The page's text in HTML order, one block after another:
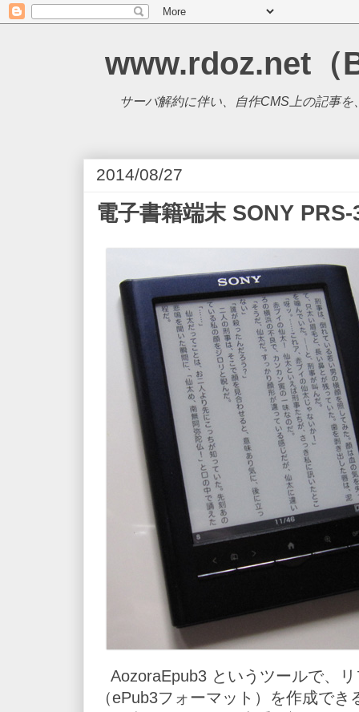
www.rdoz.net（
サーバ解約に伴い、自作CMS上の記事を
2014/08/27
電子書籍端末 SONY PRS-
AozoraEpub3 というツールで、
（ePub3フォーマット）を作成で